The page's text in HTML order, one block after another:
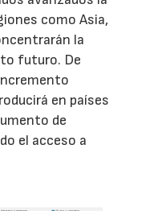
como Asia,
la
futuro. De
en países
de
el acceso a